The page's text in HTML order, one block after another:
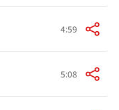
4:59
5:08